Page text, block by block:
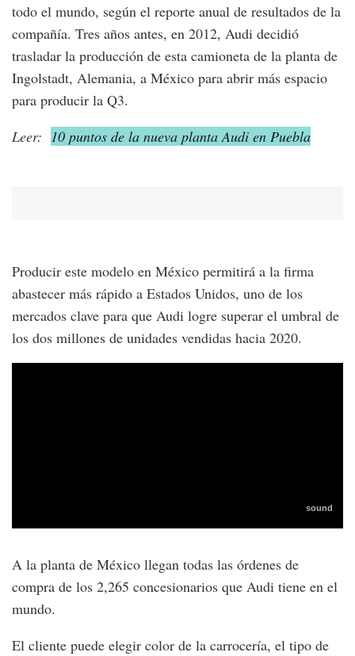
todo el mundo, según el reporte anual de resultados de la
compañía. Tres años antes, en 2012, Audi decidió
trasladar la producción de esta camioneta de la planta de
Ingolstadt, Alemania, a México para abrir más espacio
para producir la Q3.
Leer:
10 puntos de la nueva planta Audi en Puebla
Producir este modelo en México permitirá a la firma
abastecer más rápido a Estados Unidos, uno de los
mercados clave para que Audi logre superar el umbral de
los dos millones de unidades vendidas hacia 2020.
A la planta de México llegan todas las órdenes de
compra de los 2,265 concesionarios que Audi tiene en el
mundo.
El cliente puede elegir color de la carrocería, el tipo de